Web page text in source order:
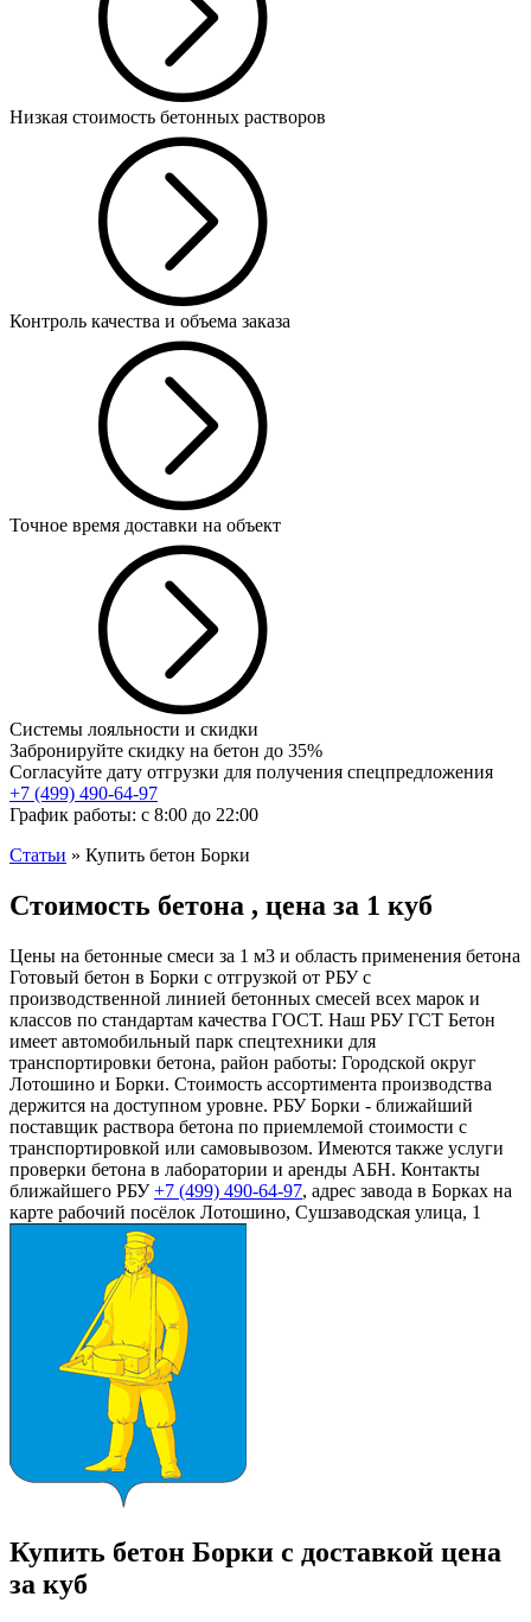
Низкая стоимость бетонных растворов
Контроль качества и объема заказа
Точное время доставки на объект
Системы лояльности и скидки
Забронируйте скидку на бетон до 35%
Согласуйте дату отгрузки для получения спецпредложения
+7 (499) 490-64-97
График работы: с 8:00 до 22:00
Статьи » Купить бетон Борки
Стоимость бетона , цена за 1 куб
Цены на бетонные смеси за 1 м3 и область применения бетона
Готовый бетон в Борки с отгрузкой от РБУ с
производственной линией бетонных смесей всех марок и
классов по стандартам качества ГОСТ. Наш РБУ ГСТ Бетон
имеет автомобильный парк спецтехники для
транспортировки бетона, район работы: Городской округ
Лотошино и Борки. Стоимость ассортимента производства
держится на доступном уровне. РБУ Борки - ближайший
поставщик раствора бетона по приемлемой стоимости с
транспортировкой или самовывозом. Имеются также услуги
проверки бетона в лаборатории и аренды АБН. Контакты
ближайшего РБУ+7 (499) 490-64-97, адрес завода в Борках на
карте рабочий посёлок Лотошино, Сушзаводская улица, 1
Купить бетон Борки с доставкой цена
за куб